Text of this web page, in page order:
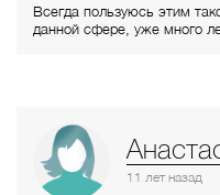
Всегда пользуюсь этим
данной сфере, уже много
11 летназад